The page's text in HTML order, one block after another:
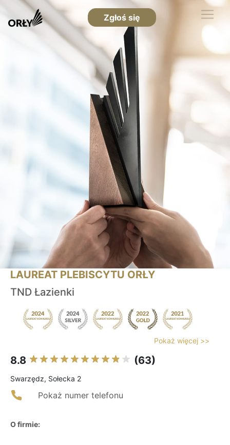
Zgłoś się
LAUREAT PLEBISCYTU ORŁY
TND Łazienki
Pokaż więcej >>
8.8 (63)
Swarzędz, Sołecka 2
Pokaż numer telefonu
O firmie: